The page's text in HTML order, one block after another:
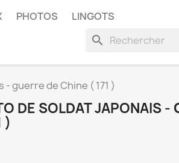
PHOTOS LINGOTS
search
guerre de Chine ( 171 )
DE SOLDAT JAPONAIS -
)